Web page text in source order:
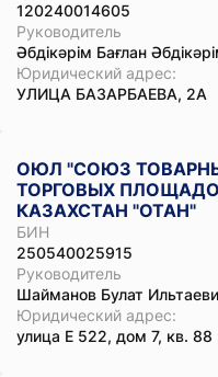
120240014605
Руководитель
Әбдікәрім Бағлан
Юридический адрес:
УЛИЦА БАЗАРБАЕВА, 2А
ОЮЛ "СОЮЗ
ТОРГОВЫХ
КАЗАХСТАН "ОТАН"
БИН
250540025915
Руководитель
Шайманов Булат
Юридический адрес:
улица Е 522, дом 7, кв. 88